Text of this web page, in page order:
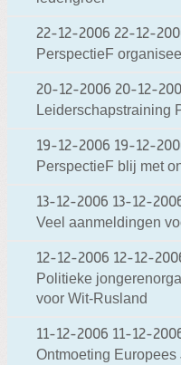
22-12-2006 22-12-
PerspectieF
20-12-2006 20-12-
Leiderschapstraining
19-12-2006 19-12-
PerspectieF blij met
13-12-2006 13-12-
Veel aanmeldingen
12-12-2006 12-12-
Politieke
voor Wit-Rusland
11-12-2006 11-12-
Ontmoeting